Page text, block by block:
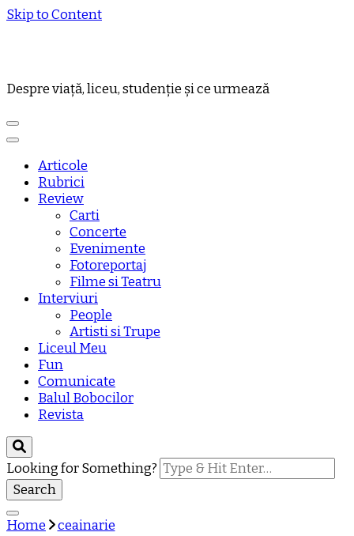
Skip to Content
Despre viață, liceu, studenție și ce urmează
Articole
Rubrici
Review
Carti
Concerte
Evenimente
Fotoreportaj
Filme si Teatru
Interviuri
People
Artisti si Trupe
Liceul Meu
Fun
Comunicate
Balul Bobocilor
Revista
Looking for Something?
Home ceainarie